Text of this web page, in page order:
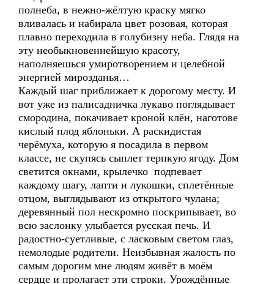
полнеба, в нежно-жёлтую краску мягко
вливалась и набирала цвет розовая, которая
плавно переходила в голубизну неба. Глядя на
эту необыкновеннейшую красоту,
наполняешься умиротворением и целебной
энергией мирозданья…
Каждый шаг приближает к дорогому месту. И
вот уже из палисадничка лукаво поглядывает
смородина, покачивает кроной клён, наготове
кислый плод яблоньки. А раскидистая
черёмуха, которую я посадила в первом
классе, не скупясь сыплет терпкую ягоду. Дом
светится окнами, крылечко подпевает
каждому шагу, лапти и лукошки, сплетённые
отцом, выглядывают из открытого чулана;
деревянный пол нескромно поскрипывает, во
всю заслонку улыбается русская печь. И
радостно-суетливые, с ласковым светом глаз,
немолодые родители. Неизбывная жалость по
самым дорогим мне людям живёт в моём
сердце и пролагает эти строки. Урождённые